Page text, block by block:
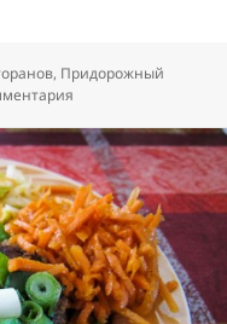
, Придорожный